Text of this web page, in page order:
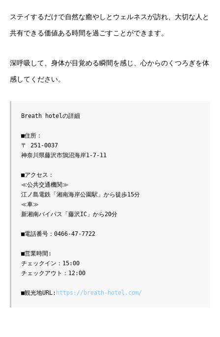
ステイするだけで自然な癒やしとウェルネスが訪れ、大切な人と
共有できる価値ある時間を過ごすことができます。
深呼吸して、身体が目覚める瞬間を感じ、心からのくつろぎを体
感してください。
Breath hotelの詳細
■住所：
〒 251-0037
神奈川県藤沢市鵠沼海岸1-7-11
■アクセス：
≪公共交通機関≫
江ノ島電鉄「湘南海岸公園駅」から徒歩15分
≪車≫
新湘南バイパス「藤沢IC」から20分
■電話番号：0466-47-7722
■営業時間:
チェックイン：15:00
チェックアウト：12:00
■観光地URL: https://breath-hotel.com/